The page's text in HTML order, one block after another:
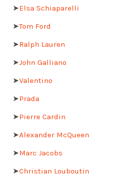
➤Elsa Schiaparelli
➤Tom Ford
➤Ralph Lauren
➤John Galliano
➤Valentino
➤Prada
➤Pierre Cardin
➤Alexander McQueen
➤Marc Jacobs
➤Christian Louboutin